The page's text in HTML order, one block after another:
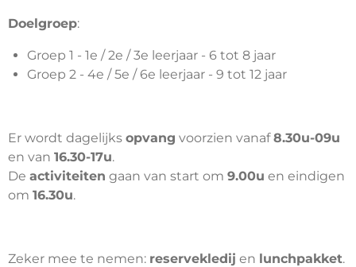
Doelgroep:
Groep 1 - 1e / 2e / 3e leerjaar - 6 tot 8 jaar
Groep 2 - 4e / 5e / 6e leerjaar - 9 tot 12 jaar
Er wordt dagelijks opvang voorzien vanaf8.30u-09u
en van 16.30-17u.
De activiteiten gaan van start om 9.00u en eindigen
om 16.30u.
Zeker mee te nemen: reservekledij en lunchpakket.